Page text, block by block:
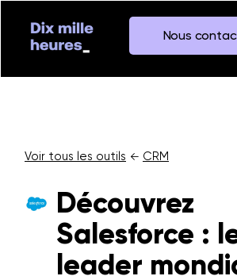
Nous
Voir tous les outils ← CRM
Découvrez
Salesforce :
leader